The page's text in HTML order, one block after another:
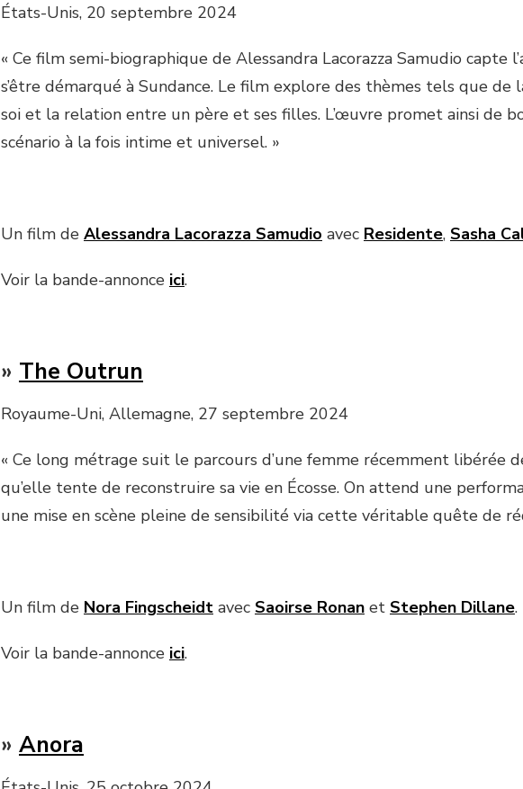
États-Unis, 20 septembre 2024
« Ce film semi-biographique de Alessandra Lacorazza Samudio capte
s’être démarqué à Sundance. Le film explore des thèmes tels que de
soi et la relation entre un père et ses filles. L’œuvre promet ainsi de
scénario à la fois intime et universel. »
Un film de Alessandra Lacorazza Samudio avec Residente, Sasha
Voir la bande-annonce ici.
» The Outrun
Royaume-Uni, Allemagne, 27 septembre 2024
« Ce long métrage suit le parcours d’une femme récemment libérée
qu’elle tente de reconstruire sa vie en Écosse. On attend une
une mise en scène pleine de sensibilité via cette véritable quête de
Un film de Nora Fingscheidtavec Saoirse Ronanet Stephen Dillane.
Voir la bande-annonce ici.
» Anora